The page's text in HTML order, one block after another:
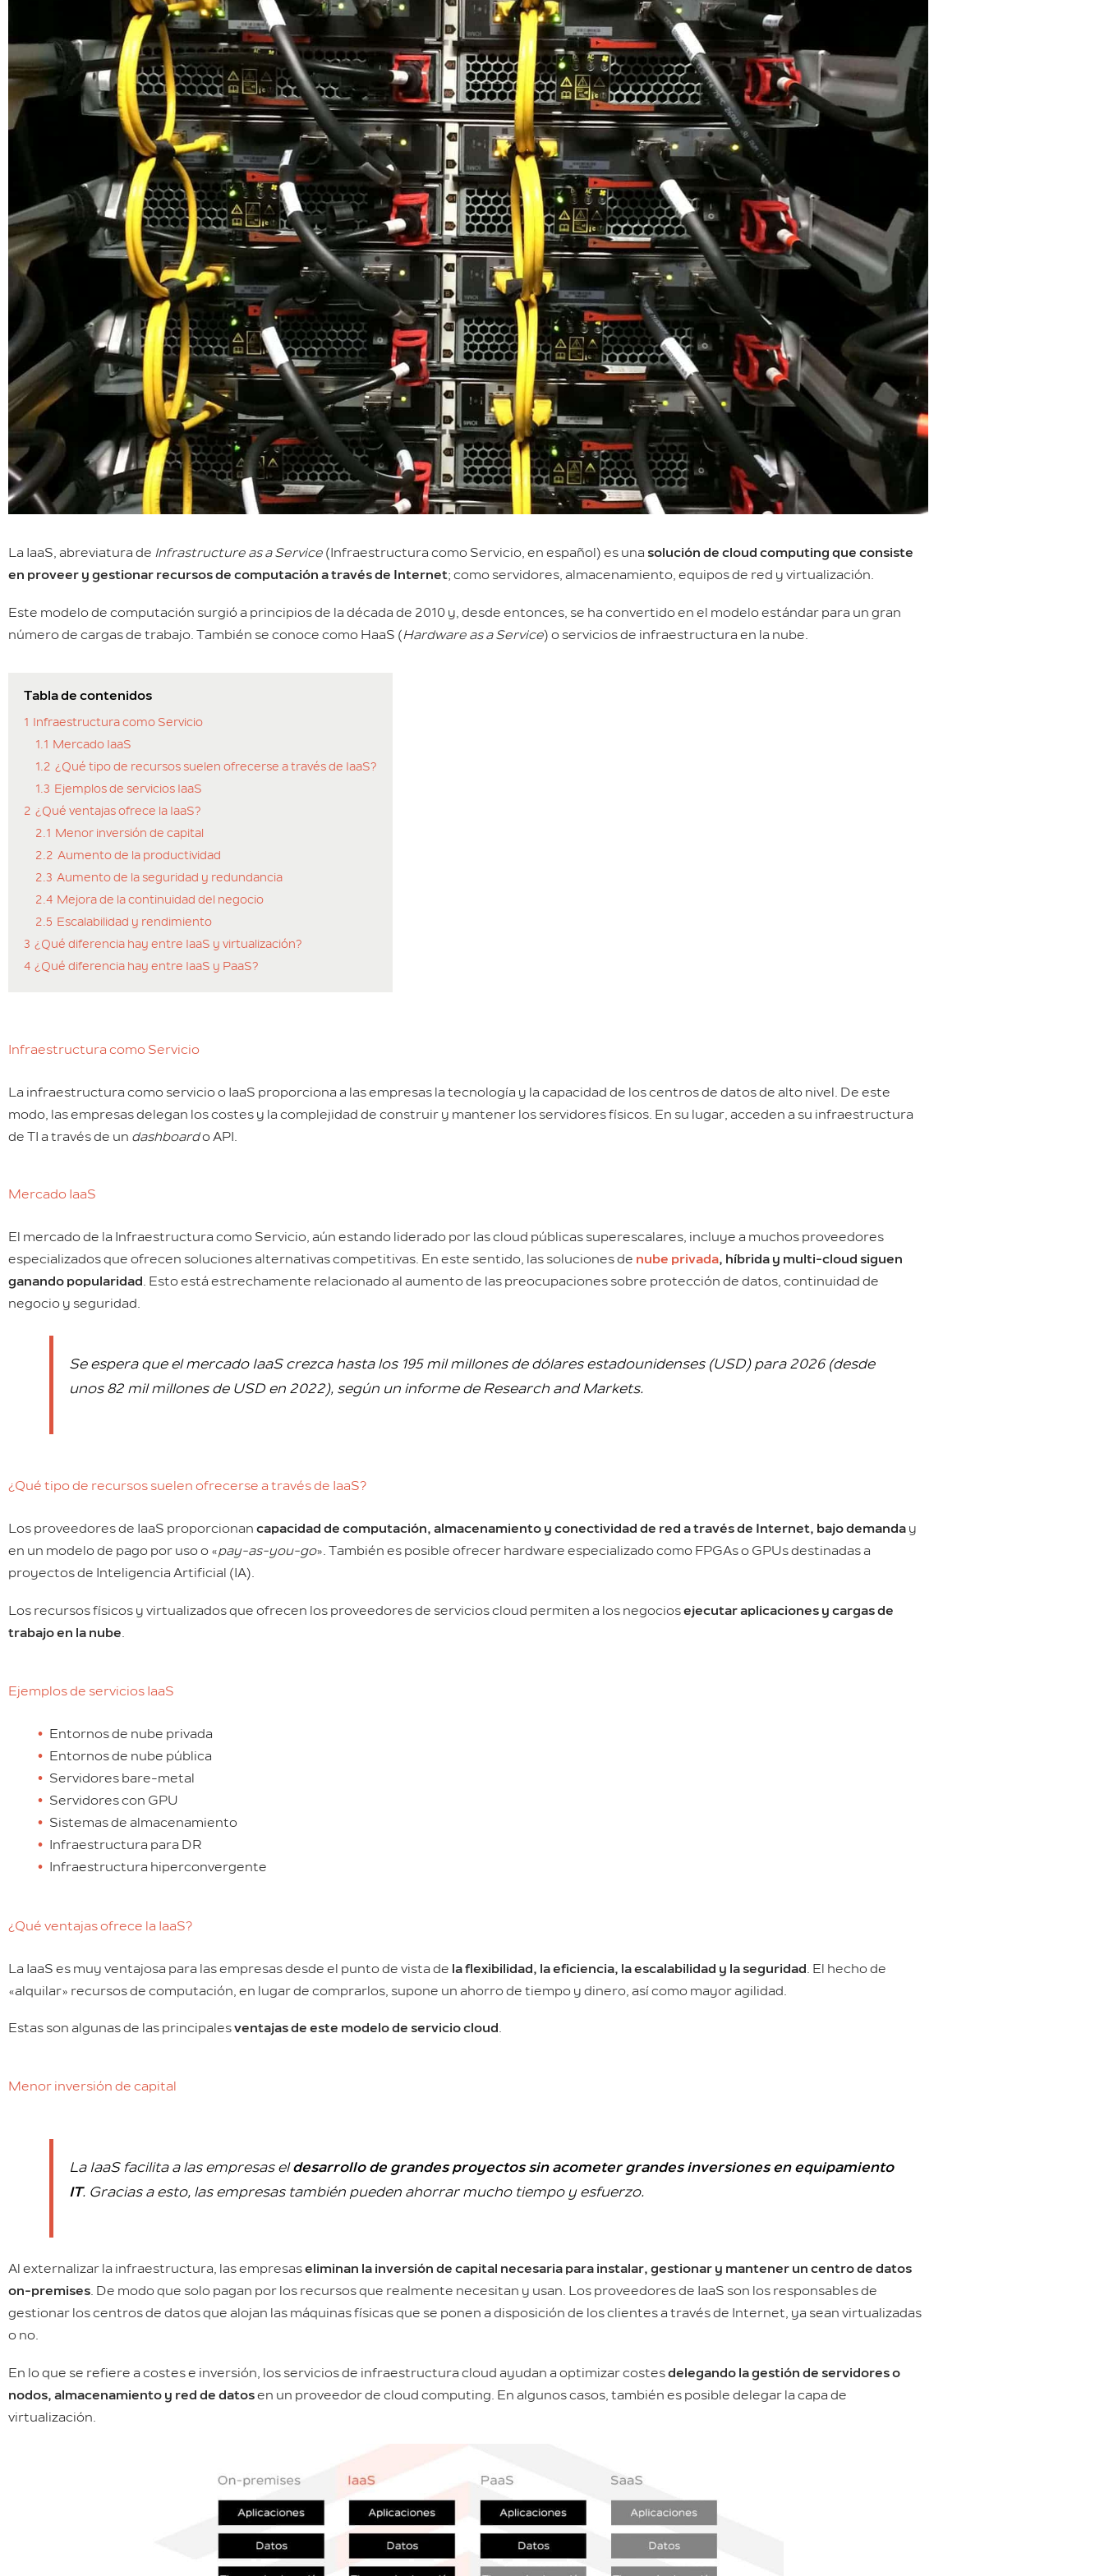
La IaaS, abreviatura de Infrastructure as a Service (Infraestructura como Servicio, en español) es una solución de cloud computing que consiste
en proveer y gestionar recursos de computación a través de Internet; como servidores, almacenamiento, equipos de red y virtualización.
Este modelo de computación surgió a principios de la década de 2010 y, desde entonces, se ha convertido en el modelo estándar para un gran
número de cargas de trabajo. También se conoce como HaaS (Hardware as a Service) o servicios de infraestructura en la nube.
Tabla de contenidos
1 Infraestructura como Servicio
1.1 Mercado IaaS
1.2 ¿Qué tipo de recursos suelen ofrecerse a través de IaaS?
1.3 Ejemplos de servicios IaaS
2 ¿Qué ventajas ofrece la IaaS?
2.1 Menor inversión de capital
2.2 Aumento de la productividad
2.3 Aumento de la seguridad y redundancia
2.4 Mejora de la continuidad del negocio
2.5 Escalabilidad y rendimiento
3 ¿Qué diferencia hay entre IaaS y virtualización?
4 ¿Qué diferencia hay entre IaaS y PaaS?
Infraestructura como Servicio
La infraestructura como servicio o IaaS proporciona a las empresas la tecnología y la capacidad de los centros de datos de alto nivel. De este
modo, las empresas delegan los costes y la complejidad de construir y mantener los servidores físicos. En su lugar, acceden a su infraestructura
de TI a través de un dashboardo API.
Mercado IaaS
El mercado de la Infraestructura como Servicio, aún estando liderado por las cloud públicas superescalares, incluye a muchos proveedores
especializados que ofrecen soluciones alternativas competitivas. En este sentido, las soluciones de nube privada, híbrida y multi-cloud siguen
ganando popularidad. Esto está estrechamente relacionado al aumento de las preocupaciones sobre protección de datos, continuidad de
negocio y seguridad.
Se espera que el mercado IaaS crezca hasta los 195 mil millones de dólares estadounidenses (USD) para 2026 (desde
unos 82 mil millones de USD en 2022), según un informe de Research and Markets.
¿Qué tipo de recursos suelen ofrecerse a través de IaaS?
Los proveedores de IaaS proporcionan capacidad de computación, almacenamiento y conectividad de red a través de Internet, bajo demanda y
en un modelo de pago por uso o «pay-as-you-go». También es posible ofrecer hardware especializado como FPGAs o GPUs destinadas a
proyectos de Inteligencia Artificial (IA).
Los recursos físicos y virtualizados que ofrecen los proveedores de servicios cloud permiten a los negociosejecutar aplicaciones y cargas de
trabajo en la nube.
Ejemplos de servicios IaaS
Entornos de nube privada
Entornos de nube pública
Servidores bare-metal
Servidores con GPU
Sistemas de almacenamiento
Infraestructura para DR
Infraestructura hiperconvergente
¿Qué ventajas ofrece la IaaS?
La IaaS es muy ventajosa para las empresas desde el punto de vista de la flexibilidad, la eficiencia, la escalabilidad y la seguridad . El hecho de
«alquilar» recursos de computación, en lugar de comprarlos, supone un ahorro de tiempo y dinero, así como mayor agilidad.
Estas son algunas de las principalesventajas de este modelo de servicio cloud.
Menor inversión de capital
La IaaS facilita a las empresas eldesarrollo de grandes proyectos sin acometer grandes inversiones en equipamiento
IT. Gracias a esto, las empresas también pueden ahorrar mucho tiempo y esfuerzo.
Al externalizar la infraestructura, las empresaseliminan la inversión de capital necesaria para instalar, gestionar y mantener un centro de datos
on-premises. De modo que solo pagan por los recursos que realmente necesitan y usan. Los proveedores de IaaS son los responsables de
gestionar los centros de datos que alojan las máquinas físicas que se ponen a disposición de los clientes a través de Internet, ya sean virtualizadas
o no.
En lo que se refiere a costes e inversión, los servicios de infraestructura cloud ayudan a optimizar costesdelegando la gestión de servidores o
nodos, almacenamiento y red de datosen un proveedor de cloud computing. En algunos casos, también es posible delegar la capa de
virtualización.